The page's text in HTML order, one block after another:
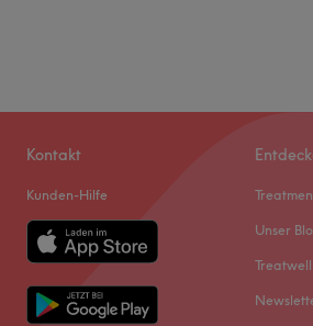
Kontakt
Kunden-Hilfe
Unser